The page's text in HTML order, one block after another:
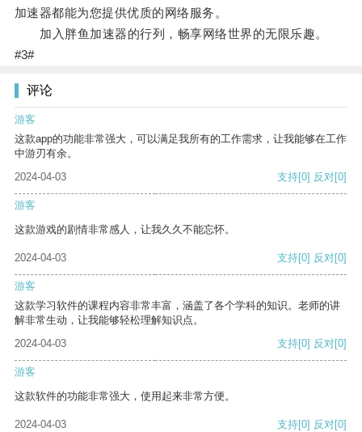
加速器都能为您提供优质的网络服务。
加入胖鱼加速器的行列，畅享网络世界的无限乐趣。
#3#
评论
游客
这款app的功能非常强大，可以满足我所有的工作需求，让我能够在工作
中游刃有余。
2024-04-03
支持[0] 反对[0]
游客
这款游戏的剧情非常感人，让我久久不能忘怀。
2024-04-03 支持[0] 反对[0]
游客
这款学习软件的课程内容非常丰富，涵盖了各个学科的知识。老师的讲
解非常生动，让我能够轻松理解知识点。
2024-04-03
支持[0] 反对[0]
游客
这款软件的功能非常强大，使用起来非常方便。
2024-04-03 支持[0] 反对[0]